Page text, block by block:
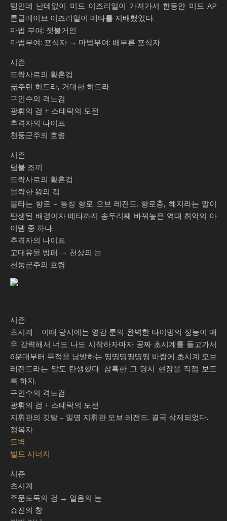
템인데 난데없이 미드 이즈리얼이 가져가서 한동안 미드 AP
룬글레이브 이즈리얼이 메타를 지배했었다.
마법 부여: 잿불거인
마법부여: 포식자 → 마법부여: 배부른 포식자
시즌
드락사르의 황혼검
굶주린 히드라, 거대한 히드라
구인수의 격노검
광휘의 검 + 스테락의 도전
추격자의 나이프
천둥군주의 호령
시즌
덤불 조끼
드락사르의 황혼검
몰락한 왕의 검
불타는 향로 – 통칭 향로 오브 레전드. 향로충, 혜지라는 말이
탄생된 배경이자 메타까지 송두리째 바꿔놓은 역대 최악의 아
이템 중 하나.
추격자의 나이프
고대유물 방패 → 천상의 눈
천둥군주의 호령
시즌
초시계 – 이때 당시에는 영감 룬의 완벽한 타이밍의 성능이 매
우 강력해서 너도 나도 시작하자마자 공짜 초시계를 들고가서
6분대부터 무적을 남발하는 띵띵띵띵띵띵 바람에 초시계 오브
레전드라는 말도 탄생했다. 참혹한 그 당시 현장을 직접 보도
록 하자.
구인수의 격노검
광휘의 검 + 스테락의 도전
지휘관의 깃발 – 일명 지휘관 오브 레전드. 결국 삭제되었다.
정복자
도벽
빌드 시너지
시즌
초시계
주문도둑의 검 → 얼음의 눈
쇼진의 창